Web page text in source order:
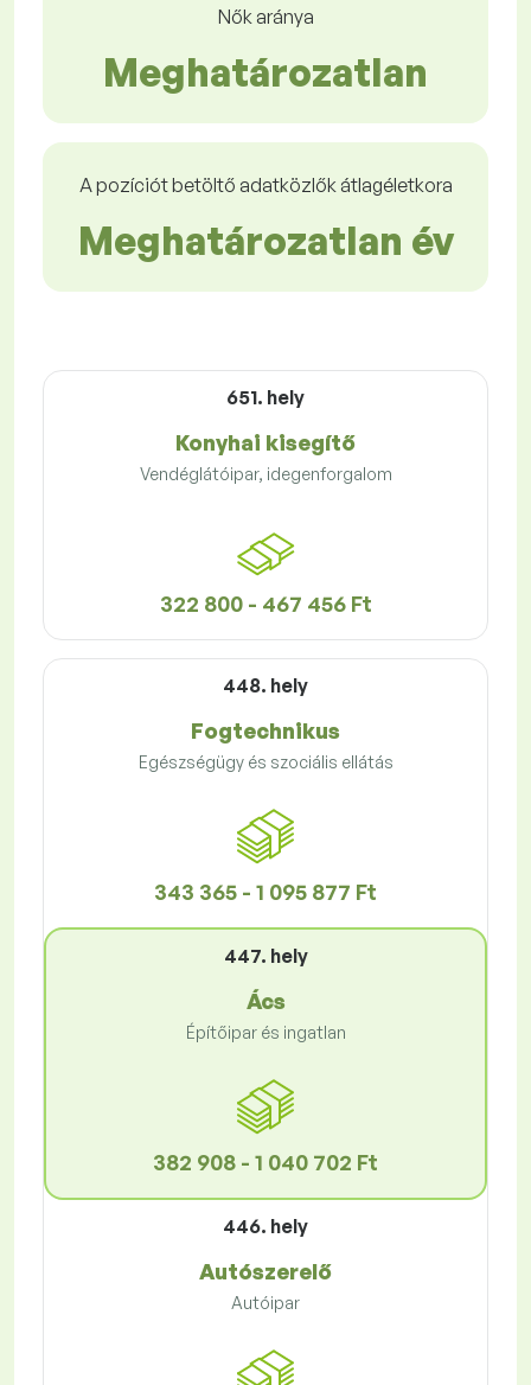
Nők aránya
Meghatározatlan
A pozíciót betöltő adatközlők átlagéletkora
Meghatározatlan év
651. hely
Konyhai kisegítő
Vendéglátóipar, idegenforgalom
322 800 - 467 456 Ft
448. hely
Fogtechnikus
Egészségügy és szociális ellátás
343 365 - 1 095 877 Ft
447. hely
Ács
Építőipar és ingatlan
382 908 - 1 040 702 Ft
446. hely
Autószerelő
Autóipar